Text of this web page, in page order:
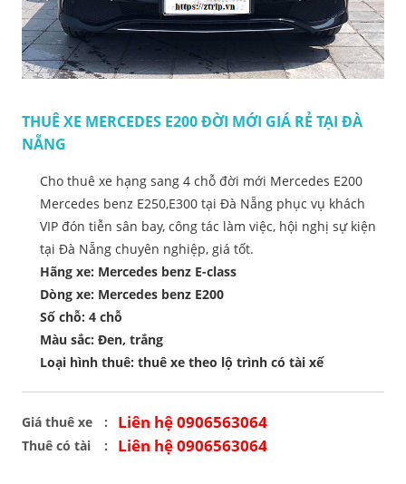
THUÊ XE MERCEDES E200 ĐỜI MỚI GIÁ RẺ TẠI ĐÀ
NẴNG
Cho thuê xe hạng sang 4 chỗ đời mới Mercedes E200
Mercedes benz E250,E300 tại Đà Nẵng phục vụ khách
VIP đón tiễn sân bay, công tác làm việc, hội nghị sự kiện
tại Đà Nẵng chuyên nghiệp, giá tốt.
Hãng xe: Mercedes benz E-class
Dòng xe: Mercedes benz E200
Số chỗ: 4 chỗ
Màu sắc: Đen, trắng
Loại hình thuê: thuê xe theo lộ trình có tài xế
Giá thuê xe Liên hệ 0906563064
Thuê có tài Liên hệ 0906563064